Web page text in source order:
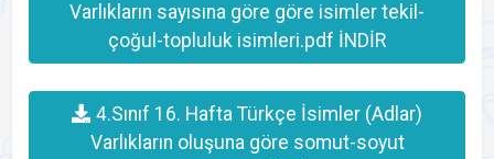
Varlıkların sayısına göre göre isimler tekil-
çoğul-topluluk isimleri.pdf İNDİR
4.Sınıf 16. Hafta Türkçe İsimler (Adlar)
Varlıkların oluşuna göre somut-soyut